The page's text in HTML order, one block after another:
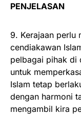
PENJELASAN
9. Kerajaan perlu
cendiakawan
pelbagai pihak di
untuk
Islam tetap
dengan harmoni
mengambil kira